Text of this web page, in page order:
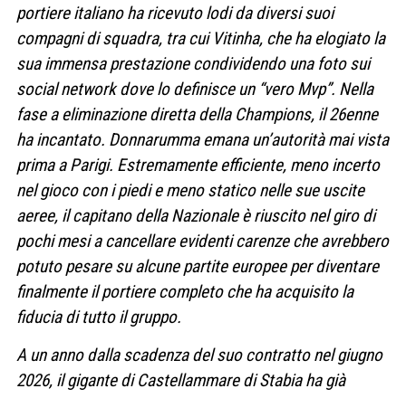
portiere italiano ha ricevuto lodi da diversi suoi
compagni di squadra, tra cui Vitinha, che ha elogiato la
sua immensa prestazione condividendo una foto sui
social network dove lo definisce un “vero Mvp”. Nella
fase a eliminazione diretta della Champions, il 26enne
ha incantato. Donnarumma emana un’autorità mai vista
prima a Parigi. Estremamente efficiente, meno incerto
nel gioco con i piedi e meno statico nelle sue uscite
aeree, il capitano della Nazionale è riuscito nel giro di
pochi mesi a cancellare evidenti carenze che avrebbero
potuto pesare su alcune partite europee per diventare
finalmente il portiere completo che ha acquisito la
fiducia di tutto il gruppo.
A un anno dalla scadenza del suo contratto nel giugno
2026, il gigante di Castellammare di Stabia ha già